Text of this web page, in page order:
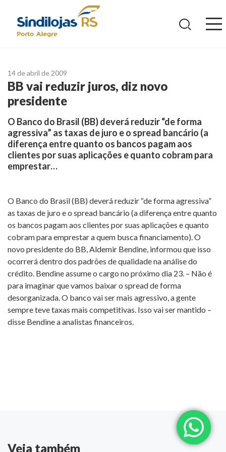
14 de abril de 2009
BB vai reduzir juros, diz novo
presidente
O Banco do Brasil (BB) deverá reduzir “de forma
agressiva” as taxas de juro e o spread bancário (a
diferença entre quanto os bancos pagam aos
clientes por suas aplicações e quanto cobram para
emprestar…
O Banco do Brasil (BB) deverá reduzir “de forma agressiva”
as taxas de juro e o spread bancário (a diferença entre quanto
os bancos pagam aos clientes por suas aplicações e quanto
cobram para emprestar a quem busca financiamento). O
novo presidente do BB, Aldemir Bendine, informou que isso
ocorrerá dentro dos padrões de qualidade na análise do
crédito. Bendine assume o cargo no próximo dia 23. – Não é
para imaginar que vamos baixar o spread de forma
desorganizada. O banco vai ser mais agressivo, a gente
sempre teve taxas mais competitivas. Isso vai ser mantido –
disse Bendine a analistas financeiros.
Veja também